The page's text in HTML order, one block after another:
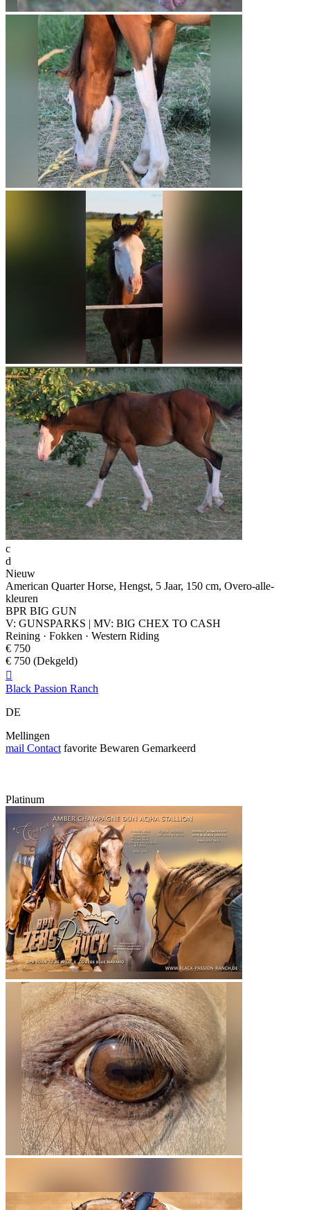
c
d
Nieuw
American Quarter Horse, Hengst, 5 Jaar, 150 cm, Overo-alle-
kleuren
BPR BIG GUN
V: GUNSPARKS | MV: BIG CHEX TO CASH
Reining · Fokken · Western Riding
€ 750
€ 750 (Dekgeld)

Black Passion Ranch
DE
Mellingen
mail Contact favorite Bewaren Gemarkeerd
Platinum